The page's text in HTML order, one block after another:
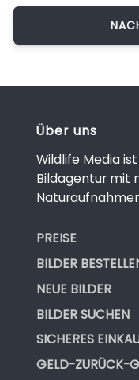
Über uns
Wildlife Media
Bildagentur mit
PREISE
BILDER
NEUE BILDER
BILDER SUCHEN
SICHERES
GELD-ZURÜCK-